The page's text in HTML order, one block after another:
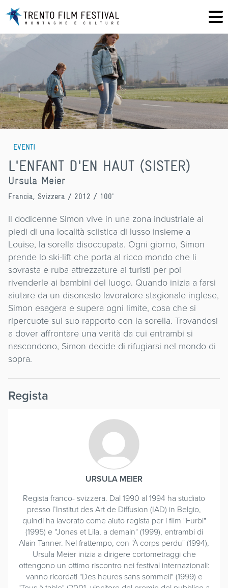
EVENTI
L'ENFANT D'EN HAUT (SISTER)
Ursula Meier
Francia, Svizzera / 2012 / 100'
Il dodicenne Simon vive in una zona industriale ai
piedi di una località sciistica di lusso insieme a
Louise, la sorella disoccupata. Ogni giorno, Simon
prende lo ski-lift che porta al ricco mondo che li
sovrasta e ruba attrezzature ai turisti per poi
rivenderle ai bambini del luogo. Quando inizia a farsi
aiutare da un disonesto lavoratore stagionale inglese,
Simon esagera e supera ogni limite, cosa che si
ripercuote sul suo rapporto con la sorella. Trovandosi
a dover affrontare una verità da cui entrambi si
nascondono, Simon decide di rifugiarsi nel mondo di
sopra.
Regista
URSULA MEIER
Regista franco- svizzera. Dal 1990 al 1994 ha studiato
presso l’Institut des Art de Diffusion (IAD) in Belgio,
quindi ha lavorato come aiuto regista per i film "Furbi"
(1995) e "Jonas et Lila, a demain" (1999), entrambi di
Alain Tanner. Nel frattempo, con "À corps perdu" (1994),
Ursula Meier inizia a dirigere cortometraggi che
ottengono un ottimo riscontro nei festival internazionali:
vanno ricordati "Des heures sans sommeil" (1999) e